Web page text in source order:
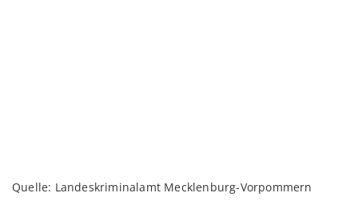
Quelle: Landeskriminalamt Mecklenburg-Vorpommern